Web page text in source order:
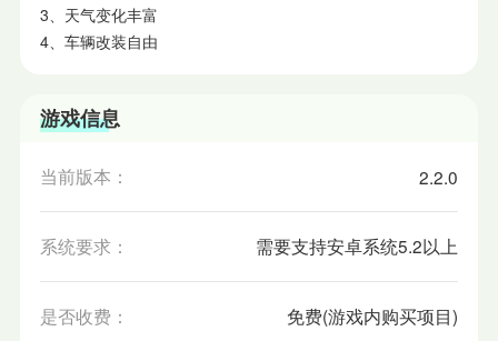
3、天气变化丰富
4、车辆改装自由
游戏信息
当前版本： 2.2.0
系统要求： 需要支持安卓系统5.2以上
是否收费： 免费(游戏内购买项目)